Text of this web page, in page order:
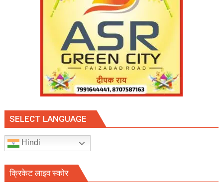
SELECT LANGUAGE
Hindi
क्रिकेट लाइव स्कोर